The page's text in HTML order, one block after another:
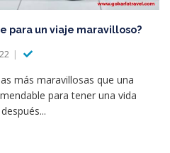
para un viaje maravilloso?
más maravillosas que una
para tener una vida